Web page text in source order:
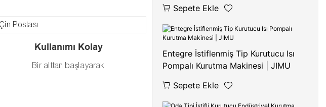
Sepete Ekle
Entegre İstiflenmiş Tip Kurutucu Isı
Pompalı Kurutma Makinesi | JIMU
Sepete Ekle
Kullanımı Kolay
Bir alttan başlayarak